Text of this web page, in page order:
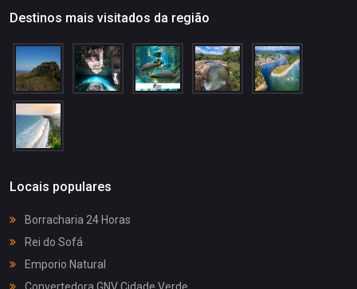
Destinos mais visitados da região
Locais populares
Borracharia 24 Horas
Rei do Sofá
Emporio Natural